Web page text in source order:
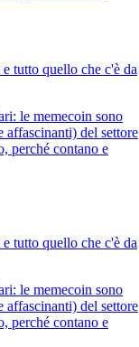
tutto quello che c'è da
le memecoin sono
del settore
perché contano e
tutto quello che c'è da
le memecoin sono
del settore
perché contano e